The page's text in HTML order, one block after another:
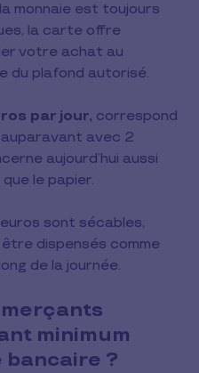
monnaie est toujours
la carte offre
votre achat au
du plafond autorisé.
par jour, correspond
avec 2
aujourd’hui aussi
le papier.
sont sécables,
être dispensés comme
de la journée.
minimum
bancaire ?